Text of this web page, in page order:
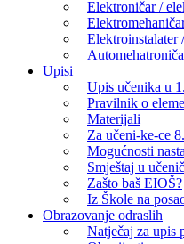
Elektroničar /
Elektroinstalater
Upisi
Upis učenika u
Pravilnik o
Materijali
Za učeni-ke-ce
Mogućnosti
Smještaj u
Zašto baš EIOŠ?
Iz Škole na
Obrazovanje odraslih
Natječaj za upis